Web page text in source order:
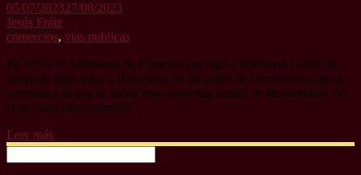
05/07/202327/08/2023
Jesús Fráiz
comercios, vias publicas
En 1855, el Ministerio de Fomento encargó a Ildefonso Cerdá un
proyecto para dotar a Barcelona de un poder de crecimiento tras la
opresión a la que se había visto sometida dentro de las murallas. Ni
la persona más optimista
Leer más